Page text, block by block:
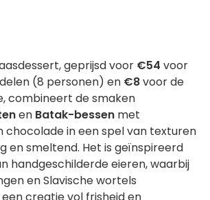
geprijsd voor €54 voor
(8 personen) en €8voor de
combineert de smaken
en Batak-bessen met
chocolade in een spel van texturen
en smeltend. Het is geïnspireerd
handgeschilderde eieren, waarbij
en Slavische wortels